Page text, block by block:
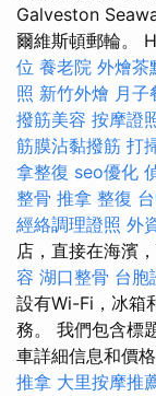
Galveston
爾維斯頓郵輪。
位 養老院 外燴茶
照 新竹外燴 月子
撥筋美容 按摩證
筋膜沾黏撥筋 打
拿整復 seo優化
整骨 推拿 整復
經絡調理證照 外
店，直接在海濱
容 湖口整骨 台胞
設有Wi-Fi，冰箱
務。 我們包含標
車詳細信息和價
推拿 大里按摩推